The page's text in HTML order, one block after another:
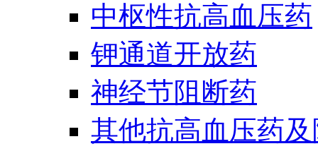
中枢性抗高血压药
钾通道开放药
神经节阻断药
其他抗高血压药